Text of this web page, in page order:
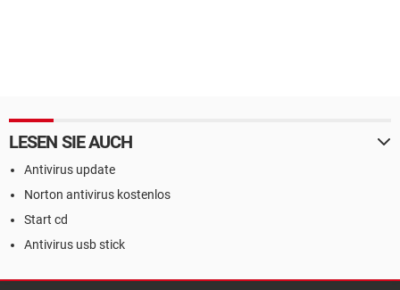
LESEN SIE AUCH
Antivirus update
Norton antivirus kostenlos
Start cd
Antivirus usb stick